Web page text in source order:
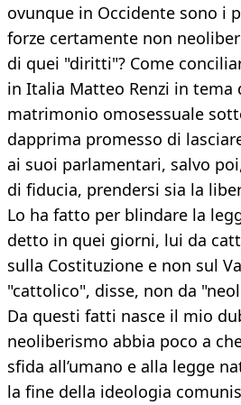
ovunque in Occidente sono i
forze certamente non
di quei "diritti"? Come
in Italia Matteo Renzi in tema
matrimonio omosessuale
dapprima promesso di
ai suoi parlamentari, salvo
di fiducia, prendersi sia la
Lo ha fatto per blindare la
detto in quei giorni, lui da
sulla Costituzione e non sul
"cattolico", disse, non da
Da questi fatti nasce il mio
neoliberismo abbia poco a
sfida all’umano e alla legge
la fine della ideologia